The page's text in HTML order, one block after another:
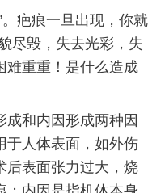
疤痕一旦出现，你就
尽毁，失去光彩，失
难重重！是什么造成
和内因形成两种因
于人体表面，如外伤
后表面张力过大，烧